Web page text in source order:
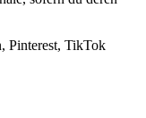
Pinterest, TikTok